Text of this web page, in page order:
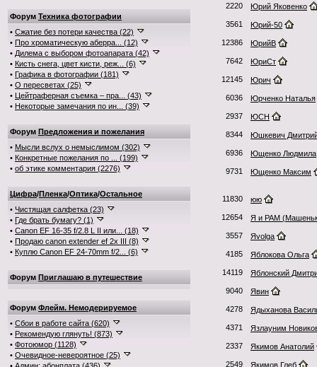
Форум Техника фотографии
• Сжатие без потери качества (22)
• Про хроматическую аберра... (12)
• Дилема с выбором фотоапарата (42)
• Кисть снега, цвет кисти, реж... (6)
• Графика в фотографии (181)
• О пересветах (25)
• Цейтраферная съемка – пра... (43)
• Некоторые замечания по ин... (39)
Форум Предложения и пожелания
• Мысли вслух о немыслимом (302)
• Конкретные пожелания по ... (199)
• об этике комментария (2276)
Цифра/Пленка/Оптика/Остальное
• Чистящая салфетка (23)
• Где брать бумагу? (1)
• Canon EF 16-35 f/2.8 L II или... (18)
• Продаю canon extender ef 2x III (8)
• Куплю Canon EF 24-70mm f/2... (6)
Форум Приглашаю в путешествие
Форум Флейм. Немодерируемое
• Сбои в работе сайта (620)
• Рекомендую глянуть! (873)
• Фотоюмор (1128)
• Очевидное-невероятное (25)
2220 Юрий Яковенко
3561 Юрий-50
12386 ЮрийВ
7642 ЮриСт
12145 Юрич
6036 Юрченко Наталья
2937 ЮСН
8344 Юшкевич
6936 Ющенко Людмила
9731 Ющенко Максим
11830 юю
12654 Я и РАМ
3557 Яvolga
4185 Яблокова Ольга
14119 Яблонский
9040 Явин
4278 Ядыханова
4371 Язлауним
2337 Якимов Анатолий
2549 Якимов Глеб